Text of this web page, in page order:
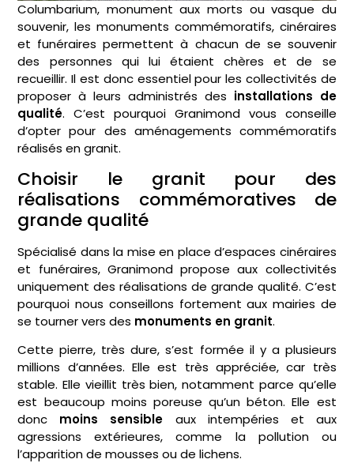
Columbarium, monument aux morts ou vasque du
souvenir, les monuments commémoratifs, cinéraires
et funéraires permettent à chacun de se souvenir
des personnes qui lui étaient chères et de se
recueillir. Il est donc essentiel pour les collectivités de
proposer à leurs administrés des installations de
qualité. C’est pourquoi Granimond vous conseille
d’opter pour des aménagements commémoratifs
réalisés en granit.
Choisir le granit pour des
réalisations commémoratives de
grande qualité
Spécialisé dans la mise en place d’espaces cinéraires
et funéraires, Granimond propose aux collectivités
uniquement des réalisations de grande qualité. C’est
pourquoi nous conseillons fortement aux mairies de
se tourner vers des monuments en granit.
Cette pierre, très dure, s’est formée il y a plusieurs
millions d’années. Elle est très appréciée, car très
stable. Elle vieillit très bien, notamment parce qu’elle
est beaucoup moins poreuse qu’un béton. Elle est
donc moins sensible aux intempéries et aux
agressions extérieures, comme la pollution ou
l’apparition de mousses ou de lichens.